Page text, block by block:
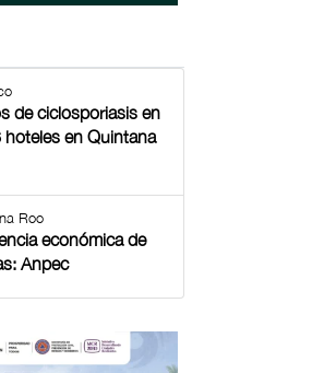
de ciclosporiasis en
en Quintana
Roo
económica de
Anpec